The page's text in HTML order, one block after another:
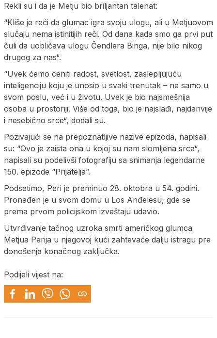
Rekli su i da je Metju bio briljantan talenat:
“Kliše je reći da glumac igra svoju ulogu, ali u Metjuovom
slučaju nema istinitijih reči. Od dana kada smo ga prvi put
čuli da uobličava ulogu Čendlera Binga, nije bilo nikog
drugog za nas“.
“Uvek ćemo ceniti radost, svetlost, zaslepljujuću
inteligenciju koju je unosio u svaki trenutak – ne samo u
svom poslu, već i u životu. Uvek je bio najsmešnija
osoba u prostoriji. Više od toga, bio je najslađi, najdarivije
i nesebično srce“, dodali su.
Pozivajući se na prepoznatljive nazive epizoda, napisali
su: “Ovo je zaista ona u kojoj su nam slomljena srca“,
napisali su podelivši fotografiju sa snimanja legendarne
150. epizode “Prijatelja”.
Podsetimo, Peri je preminuo 28. oktobra u 54. godini.
Pronađen je u svom domu u Los Anđelesu, gde se
prema prvom policijskom izveštaju udavio.
Utvrđivanje tačnog uzroka smrti američkog glumca
Metjua Perija u njegovoj kući zahtevaće dalju istragu pre
donošenja konačnog zaključka.
Podijeli vijest na: